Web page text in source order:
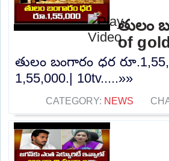
తులం
of
తులం బంగారం ధర
1,55,000.| 10tv.....»»
CATEGORY: NEWS